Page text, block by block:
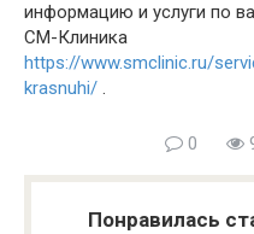
информацию и услуги по
СМ-Клиника
https://www.smclinic.ru/
krasnuhi/ .
0
Понравилась